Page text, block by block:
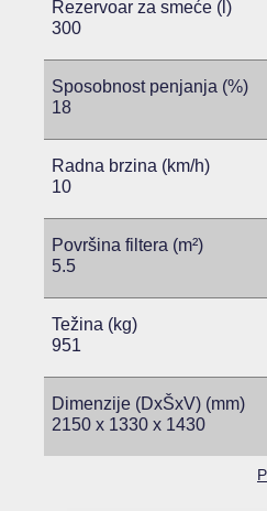
Rezervoar za smeće (l)
300
Sposobnost penjanja (%)
18
Radna brzina (km/h)
10
Površina filtera (m²)
5.5
Težina (kg)
951
Dimenzije (DxŠxV) (mm)
2150 x 1330 x 1430